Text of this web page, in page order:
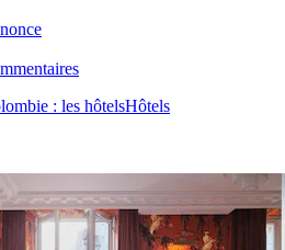
: les hôtelsHôtels